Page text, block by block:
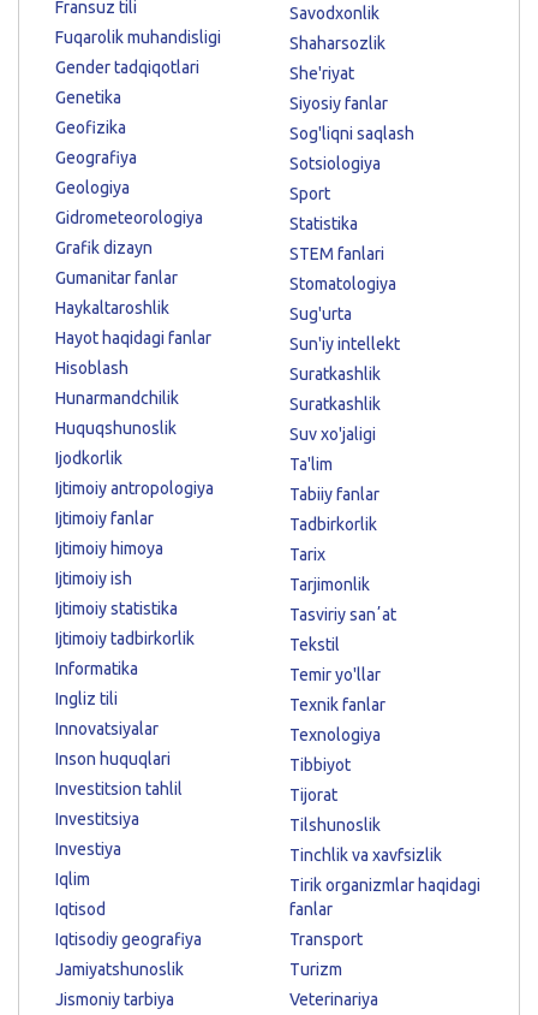
Fransuz tili
Fuqarolik muhandisligi
Gender tadqiqotlari
Genetika
Geofizika
Geografiya
Geologiya
Gidrometeorologiya
Grafik dizayn
Gumanitar fanlar
Haykaltaroshlik
Hayot haqidagi fanlar
Hisoblash
Hunarmandchilik
Huquqshunoslik
Ijodkorlik
Ijtimoiy antropologiya
Ijtimoiy fanlar
Ijtimoiy himoya
Ijtimoiy ish
Ijtimoiy statistika
Ijtimoiy tadbirkorlik
Informatika
Ingliz tili
Innovatsiyalar
Inson huquqlari
Investitsion tahlil
Investitsiya
Investiya
Iqlim
Iqtisod
Iqtisodiy geografiya
Jamiyatshunoslik
Jismoniy tarbiya
Savodxonlik
Shaharsozlik
She'riyat
Siyosiy fanlar
Sog'liqni saqlash
Sotsiologiya
Sport
Statistika
STEM fanlari
Stomatologiya
Sug'urta
Sun'iy intellekt
Suratkashlik
Suratkashlik
Suv xo'jaligi
Ta'lim
Tabiiy fanlar
Tadbirkorlik
Tarix
Tarjimonlik
Tasviriy sanʼat
Tekstil
Temir yo'llar
Texnik fanlar
Texnologiya
Tibbiyot
Tijorat
Tilshunoslik
Tinchlik va xavfsizlik
Tirik organizmlar haqidagi
fanlar
Transport
Turizm
Veterinariya